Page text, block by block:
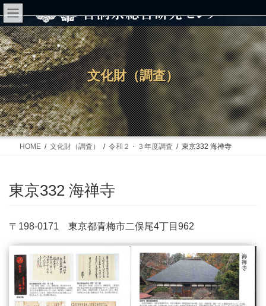
コ
ン
テ
ン
ツ
へ
ス
キ
ッ
ナ
ビ
ゲ
ー
シ
ョ
ン
に
移
文化財（調査）
HOME 文化財（調査） 令和２・３年度調査 東京332 海禅寺
東京332 海禅寺
〒198-0171 東京都青梅市二俣尾4丁目962